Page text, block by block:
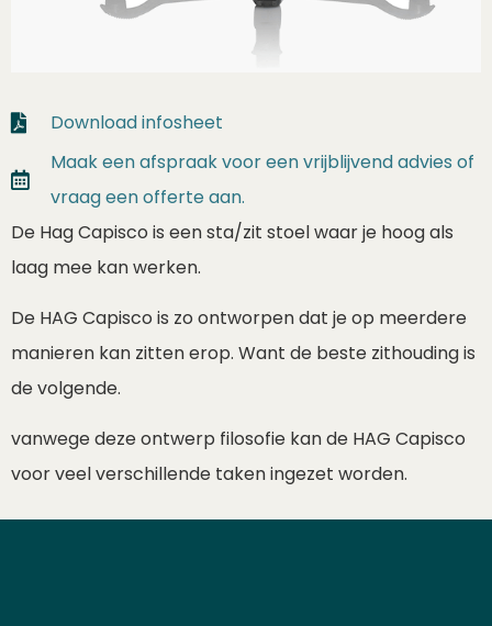
Download infosheet
Maak een afspraak voor een vrijblijvend advies of
vraag een offerte aan.
De Hag Capisco is een sta/zit stoel waar je hoog als
laag mee kan werken.
De HAG Capisco is zo ontworpen dat je op meerdere
manieren kan zitten erop. Want de beste zithouding is
de volgende.
vanwege deze ontwerp filosofie kan de HAG Capisco
voor veel verschillende taken ingezet worden.